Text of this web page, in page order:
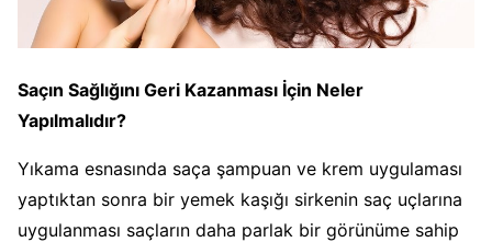
Saçın Sağlığını Geri Kazanması İçin Neler
Yapılmalıdır?
Yıkama esnasında saça şampuan ve krem uygulaması
yaptıktan sonra bir yemek kaşığı sirkenin saç uçlarına
uygulanması saçların daha parlak bir görünüme sahip